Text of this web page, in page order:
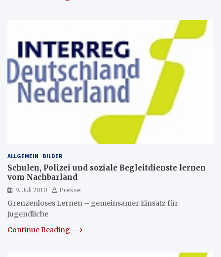
ALLGEMEIN BILDER
Schulen, Polizei und soziale Begleitdienste lernen
vom Nachbarland
9. Juli 2010
Presse
Grenzenloses Lernen – gemeinsamer Einsatz für
Jugendliche
Continue Reading